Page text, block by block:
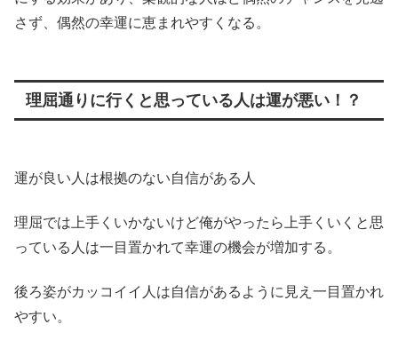
さず、偶然の幸運に恵まれやすくなる。
理屈通りに行くと思っている人は運が悪い！？
運が良い人は根拠のない自信がある人
理屈では上手くいかないけど俺がやったら上手くいくと思
っている人は一目置かれて幸運の機会が増加する。
後ろ姿がカッコイイ人は自信があるように見え一目置かれ
やすい。